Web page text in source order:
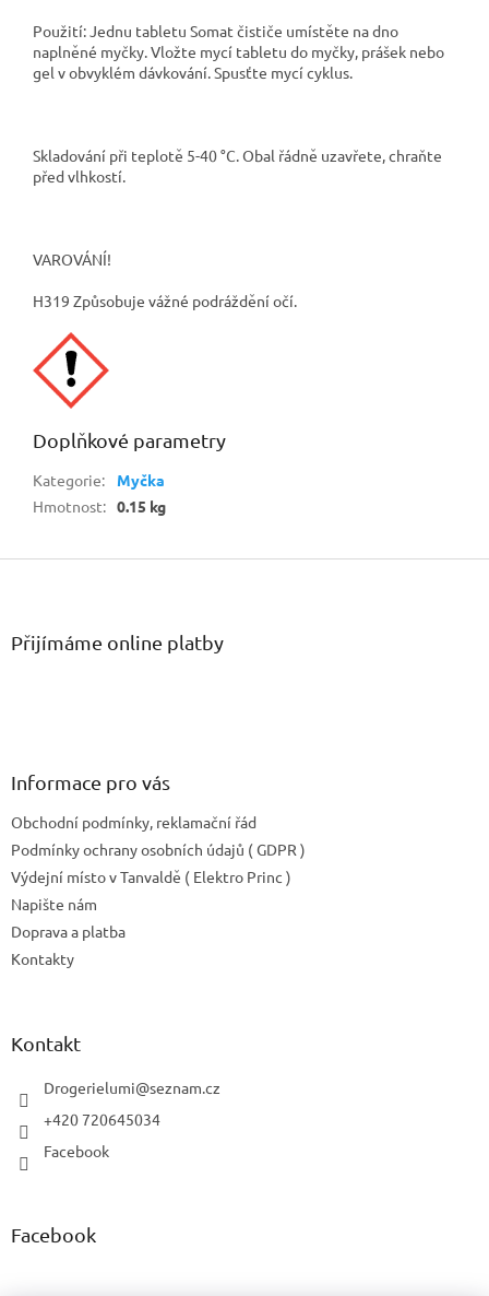
Použití:Jednu tabletu Somat čističe umístěte na dno
naplněné myčky.Vložte mycí tabletu do myčky, prášek nebo
gel v obvyklém dávkování.Spusťte mycí cyklus.
Skladování při teplotě 5-40 °C. Obal řádně uzavřete, chraňte
před vlhkostí.
VAROVÁNÍ!
H319 Způsobuje vážné podráždění očí.
Doplňkové parametry
Kategorie:
Myčka
Hmotnost: 0.15 kg
Z
Přijímáme online platby
Informace pro vás
Obchodní podmínky, reklamační řád
Podmínky ochrany osobních údajů ( GDPR )
Výdejní místo v Tanvaldě ( Elektro Princ )
Napište nám
Doprava a platba
Kontakty
Kontakt
Drogerielumi@seznam.cz
+420 720645034
Facebook
Facebook